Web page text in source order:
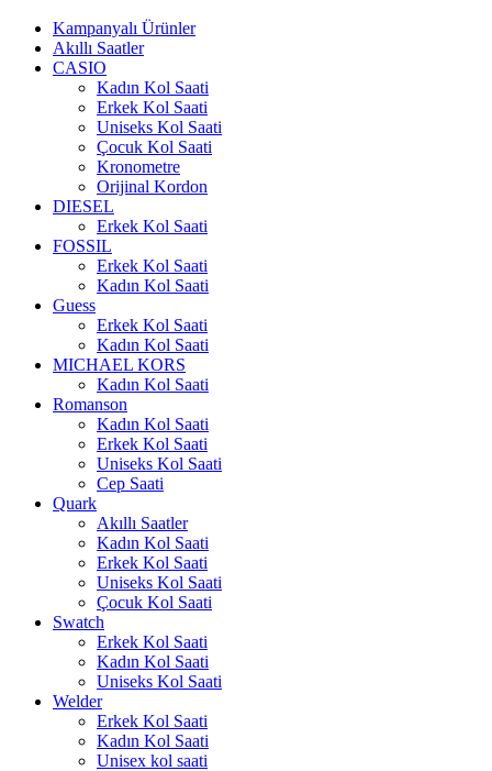
Kampanyalı Ürünler
Akıllı Saatler
CASIO
Kadın Kol Saati
Erkek Kol Saati
Uniseks Kol Saati
Çocuk Kol Saati
Kronometre
Orijinal Kordon
DIESEL
Erkek Kol Saati
FOSSIL
Erkek Kol Saati
Kadın Kol Saati
Guess
Erkek Kol Saati
Kadın Kol Saati
MICHAEL KORS
Kadın Kol Saati
Romanson
Kadın Kol Saati
Erkek Kol Saati
Uniseks Kol Saati
Cep Saati
Quark
Akıllı Saatler
Kadın Kol Saati
Erkek Kol Saati
Uniseks Kol Saati
Çocuk Kol Saati
Swatch
Erkek Kol Saati
Kadın Kol Saati
Uniseks Kol Saati
Welder
Erkek Kol Saati
Kadın Kol Saati
Unisex kol saati